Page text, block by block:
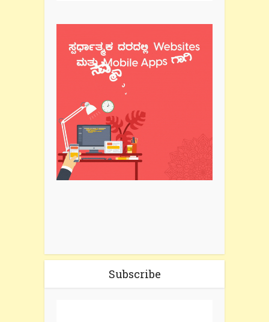
Subscribe